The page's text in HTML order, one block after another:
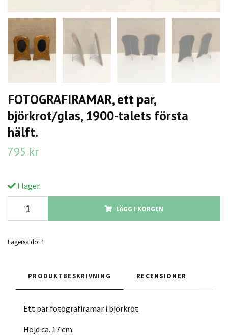
FOTOGRAFIRAMAR, ett par,
björkrot/glas, 1900-talets första
hälft.
795 kr
I lager.
LÄGG I KORGEN
Lagersaldo: 1
PRODUKTBESKRIVNING RECENSIONER
Ett par fotografiramar i björkrot.
Höjd ca. 17 cm.